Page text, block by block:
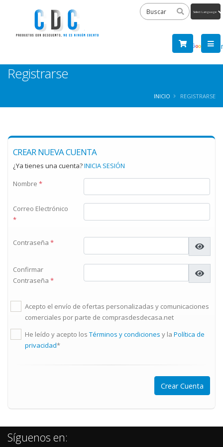
by
Registrarse
INICIO REGISTRARSE
CREAR NUEVA CUENTA
¿Ya tienes una cuenta?INICIA SESIÓN
Nombre *
Correo Electrónico
*
Contraseña *
Confirmar
Contraseña *
Acepto el envío de ofertas personalizadas y comunicaciones
comerciales por parte de comprasdesdecasa.net
He leído y acepto los Términos y condiciones y la Política de
privacidad*
Síguenos en: